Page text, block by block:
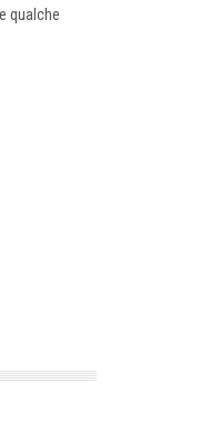
qualche